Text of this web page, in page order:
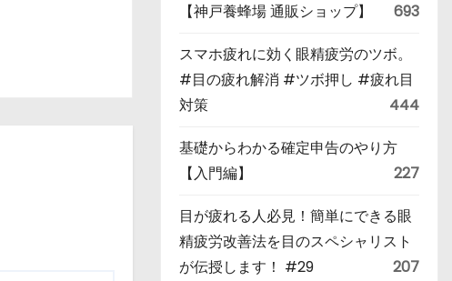
【神戸養蜂場 通販ショップ】
693
スマホ疲れに効く眼精疲労のツボ。
#目の疲れ解消 #ツボ押し #疲れ目
対策
444
基礎からわかる確定申告のやり方
【入門編】
227
目が疲れる人必見！簡単にできる眼
精疲労改善法を目のスペシャリスト
が伝授します！ #29
207